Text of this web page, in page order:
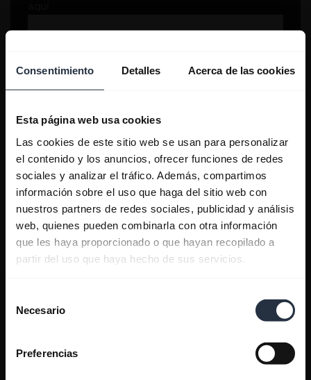
Consentimiento Detalles Acerca de las cookies
Esta página web usa cookies
Las cookies de este sitio web se usan para personalizar
el contenido y los anuncios, ofrecer funciones de redes
sociales y analizar el tráfico. Además, compartimos
información sobre el uso que haga del sitio web con
nuestros partners de redes sociales, publicidad y análisis
web, quienes pueden combinarla con otra información
que les haya proporcionado o que hayan recopilado a
partir del uso que haya hecho de sus servicios.
Necesario
Preferencias